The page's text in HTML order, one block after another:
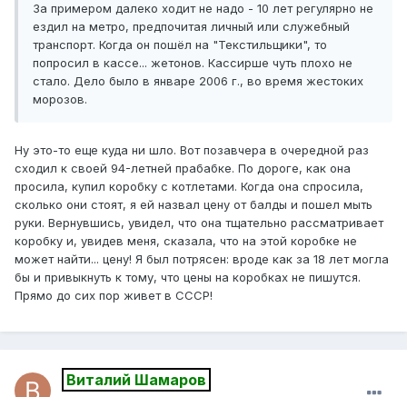
За примером далеко ходит не надо - 10 лет регулярно не
ездил на метро, предпочитая личный или служебный
транспорт. Когда он пошёл на "Текстильщики", то
попросил в кассе... жетонов. Кассирше чуть плохо не
стало. Дело было в январе 2006 г., во время жестоких
морозов.
Ну это-то еще куда ни шло. Вот позавчера в очередной раз
сходил к своей 94-летней прабабке. По дороге, как она
просила, купил коробку с котлетами. Когда она спросила,
сколько они стоят, я ей назвал цену от балды и пошел мыть
руки. Вернувшись, увидел, что она тщательно рассматривает
коробку и, увидев меня, сказала, что на этой коробке не
может найти... цену! Я был потрясен: вроде как за 18 лет могла
бы и привыкнуть к тому, что цены на коробках не пишутся.
Прямо до сих пор живет в СССР!
Виталий Шамаров